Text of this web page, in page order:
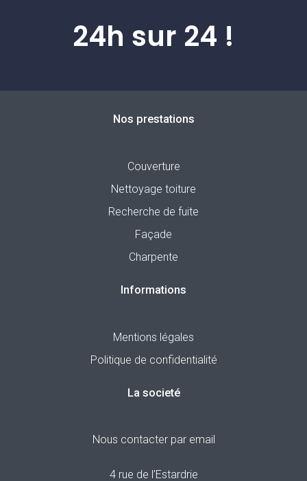
24h sur 24 !
Nos prestations
Couverture
Nettoyage toiture
Recherche de fuite
Façade
Charpente
Informations
Mentions légales
Politique de confidentialité
La societé
Nous contacter par email
4 rue de l’Estardrie